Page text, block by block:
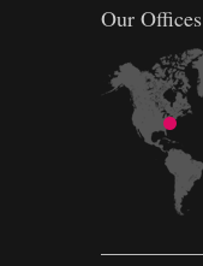
Our Offices